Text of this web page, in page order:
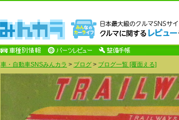
車・自動車SNSみんカラ > ブログ > ブログ一覧 [覆面える]